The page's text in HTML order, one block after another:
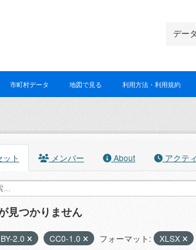
市町村データ 地図で見る 利用方法・利用規約
ト メンバー About アクテ
見つかりません
2.0 CC0-1.0 フォーマット: XLSX